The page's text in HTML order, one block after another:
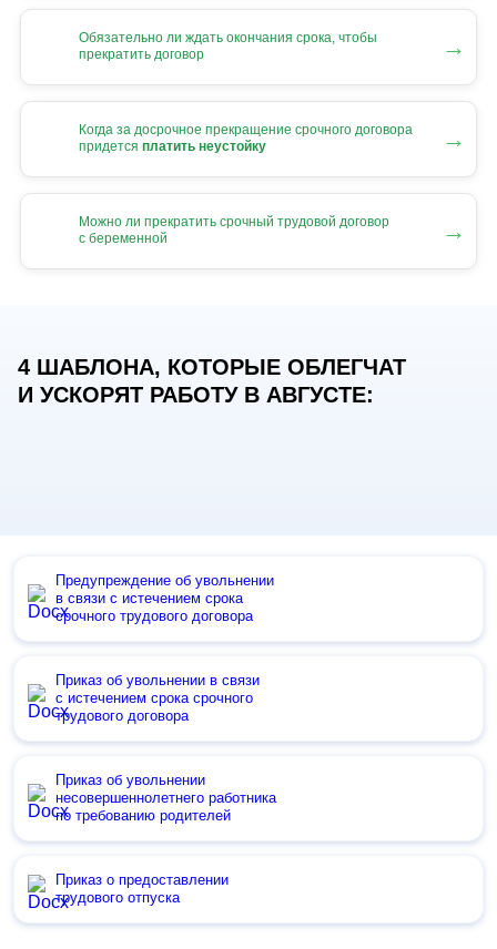
Обязательно ли ждать окончания срока, чтобы
прекратить договор
→
Когда за досрочное прекращение срочного договора
придется платить неустойку →
Можно ли прекратить срочный трудовой договор
с беременной
→
4 ШАБЛОНА, КОТОРЫЕ ОБЛЕГЧАТ
И УСКОРЯТ РАБОТУ В АВГУСТЕ:
Предупреждение об увольнении
в связи с истечением срока
срочного трудового договора
Приказ об увольнении в связи
с истечением срока срочного
трудового договора
Приказ об увольнении
несовершеннолетнего работника
по требованию родителей
Приказ о предоставлении
трудового отпуска